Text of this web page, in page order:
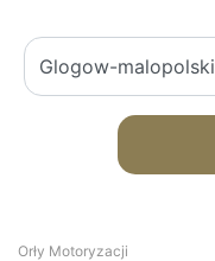
Orły Motoryzacji